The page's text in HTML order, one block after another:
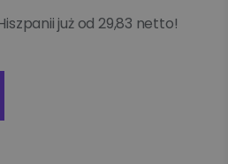
już od 29,83 netto!